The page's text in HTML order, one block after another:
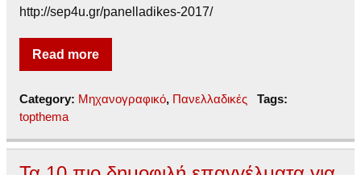
http://sep4u.gr/panelladikes-2017/
Read more
Category: Μηχανογραφικό, Πανελλαδικές
Tags:
topthema